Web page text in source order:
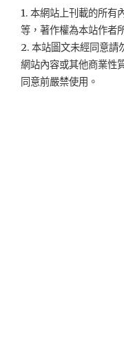
1. 本網站上刊載的所有
等，著作權為本站作者
2. 本站圖文未經同意請
網站內容或其他商業性
同意前嚴禁使用。